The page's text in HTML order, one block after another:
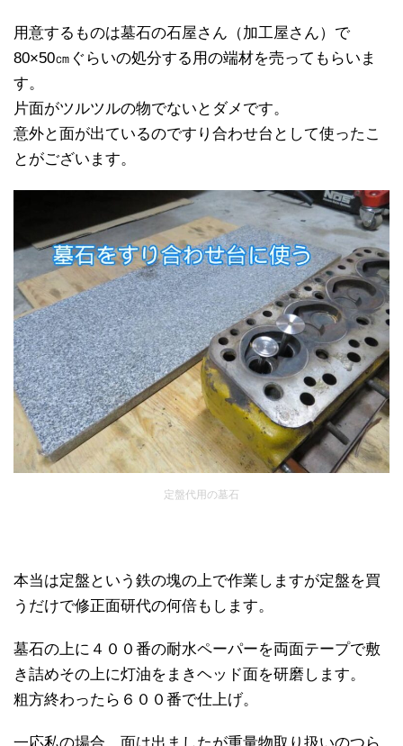
用意するものは墓石の石屋さん（加工屋さん）で
80×50㎝ぐらいの処分する用の端材を売ってもらいま
す。
片面がツルツルの物でないとダメです。
意外と面が出ているのですり合わせ台として使ったこ
とがございます。
定盤代用の墓石
本当は定盤という鉄の塊の上で作業しますが定盤を買
うだけで修正面研代の何倍もします。
墓石の上に４００番の耐水ペーパーを両面テープで敷
き詰めその上に灯油をまきヘッド面を研磨します。
粗方終わったら６００番で仕上げ。